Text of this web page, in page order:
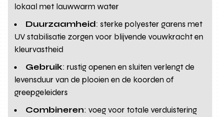
lokaal met lauwwarm water
Duurzaamheid: sterke polyester garens met
UV stabilisatie zorgen voor blijvende vouwkracht en
kleurvastheid
Gebruik: rustig openen en sluiten verlengt de
levensduur van de plooien en de koorden of
greepgeleiders
Combineren: voeg voor totale verduistering